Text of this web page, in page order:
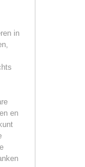
in
en